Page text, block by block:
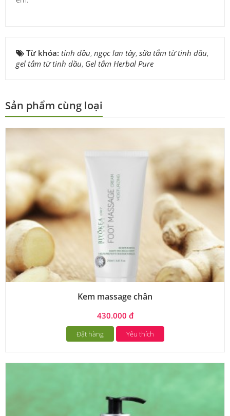
Từ khóa: tinh dầu, ngọc lan tây, sữa tắm từ tinh dầu,
gel tắm từ tinh dầu, Gel tắm Herbal Pure
Sản phẩm cùng loại
Kem massage chân
430.000 đ
Đặt hàng Yêu thích